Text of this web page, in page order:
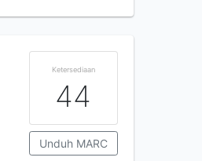
Ketersediaan
44
Unduh MARC